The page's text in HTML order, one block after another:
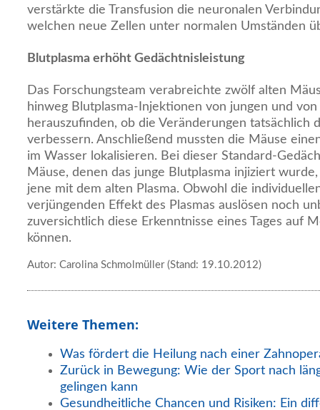
verstärkte die Transfusion die neuronalen
welchen neue Zellen unter normalen Umständen
Blutplasma erhöht Gedächtnisleistung
Das Forschungsteam verabreichte zwölf alten
hinweg Blutplasma-Injektionen von jungen und
herauszufinden, ob die Veränderungen tatsächlich
verbessern. Anschließend mussten die Mäuse
im Wasser lokalisieren. Bei dieser Standard-
Mäuse, denen das junge Blutplasma injiziert
jene mit dem alten Plasma. Obwohl die
verjüngenden Effekt des Plasmas auslösen noch
zuversichtlich diese Erkenntnisse eines Tages auf
können.
Autor: Carolina Schmolmüller (Stand: 19.10.2012)
Weitere Themen:
Was fördert die Heilung nach einer
Zurück in Bewegung: Wie der Sport nach
gelingen kann
Gesundheitliche Chancen und Risiken: Ein